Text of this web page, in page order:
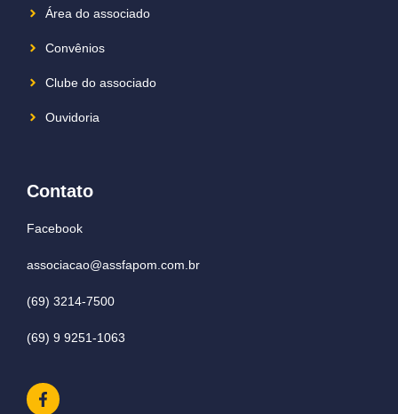
Área do associado
Convênios
Clube do associado
Ouvidoria
Contato
Facebook
associacao@assfapom.com.br
(69) 3214-7500
(69) 9 9251-1063